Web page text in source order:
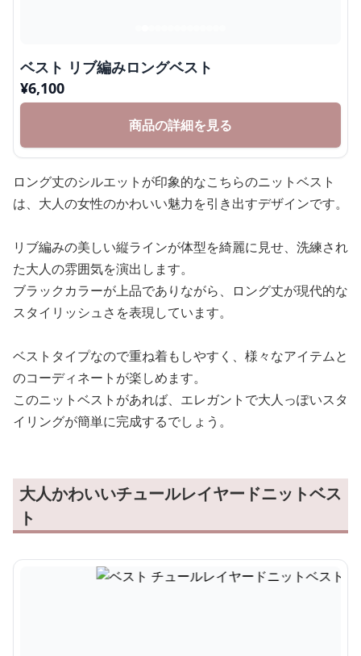
ベスト リブ編みロングベスト
¥6,100
商品の詳細を見る
ロング丈のシルエットが印象的なこちらのニットベスト
は、大人の女性のかわいい魅力を引き出すデザインです。
リブ編みの美しい縦ラインが体型を綺麗に見せ、洗練され
た大人の雰囲気を演出します。
ブラックカラーが上品でありながら、ロング丈が現代的な
スタイリッシュさを表現しています。
ベストタイプなので重ね着もしやすく、様々なアイテムと
のコーディネートが楽しめます。
このニットベストがあれば、エレガントで大人っぽいスタ
イリングが簡単に完成するでしょう。
大人かわいいチュールレイヤードニットベス
ト